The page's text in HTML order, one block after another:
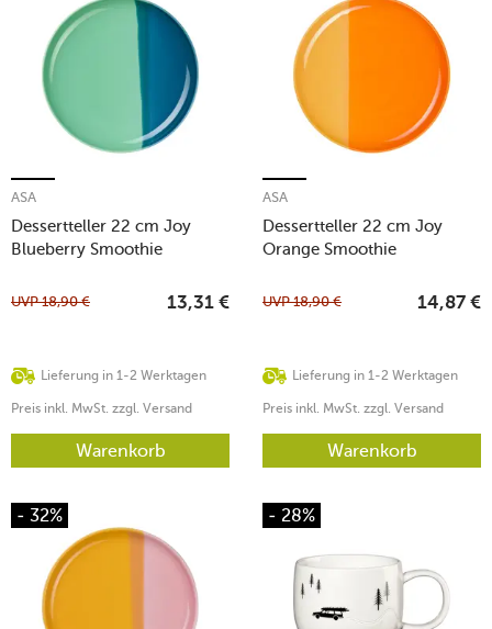
Dessertteller 22 cm Joy
Blueberry Smoothie
ASA
Lieferung in 1-2 Werktagen
UVP18,90 € 13,31 €
Preis inkl. MwSt. zzgl. Versand
Warenkorb
Dessertteller 22 cm Joy
Orange Smoothie
ASA
Lieferung in 1-2 Werktagen
UVP18,90 € 14,87 €
Preis inkl. MwSt. zzgl. Versand
Warenkorb
- 32% - 28%